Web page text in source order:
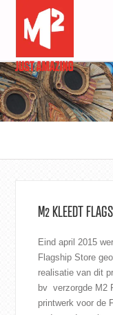
M2 RETAIL
RETAIL PROJECTEN
CONTACT
M2 KLEEDT
Eind april 2015
Flagship Store
realisatie van dit
bv verzorgde M2
printwerk voor de